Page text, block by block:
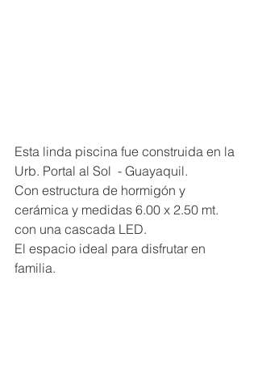
Esta linda piscina fue construida en la
Urb. Portal al Sol  - Guayaquil.
Con estructura de hormigón y
cerámica y medidas 6.00 x 2.50 mt.
con una cascada LED.
El espacio ideal para disfrutar en
familia.